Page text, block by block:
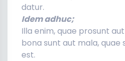
datur.
Idem adhuc;
Illa enim, quae prosunt
bona sunt aut mala, quae
est.